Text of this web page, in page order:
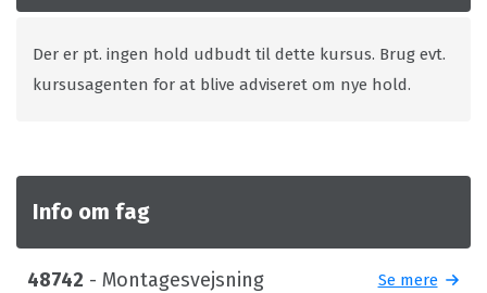
Der er pt. ingen hold udbudt til dette kursus. Brug evt.
kursusagenten for at blive adviseret om nye hold.
Info om fag
48742 - Montagesvejsning Se mere